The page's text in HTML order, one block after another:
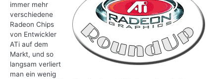
immer mehr
verschiedene
Radeon Chips
von Entwickler
ATi auf dem
Markt, und so
langsam verliert
man ein wenig